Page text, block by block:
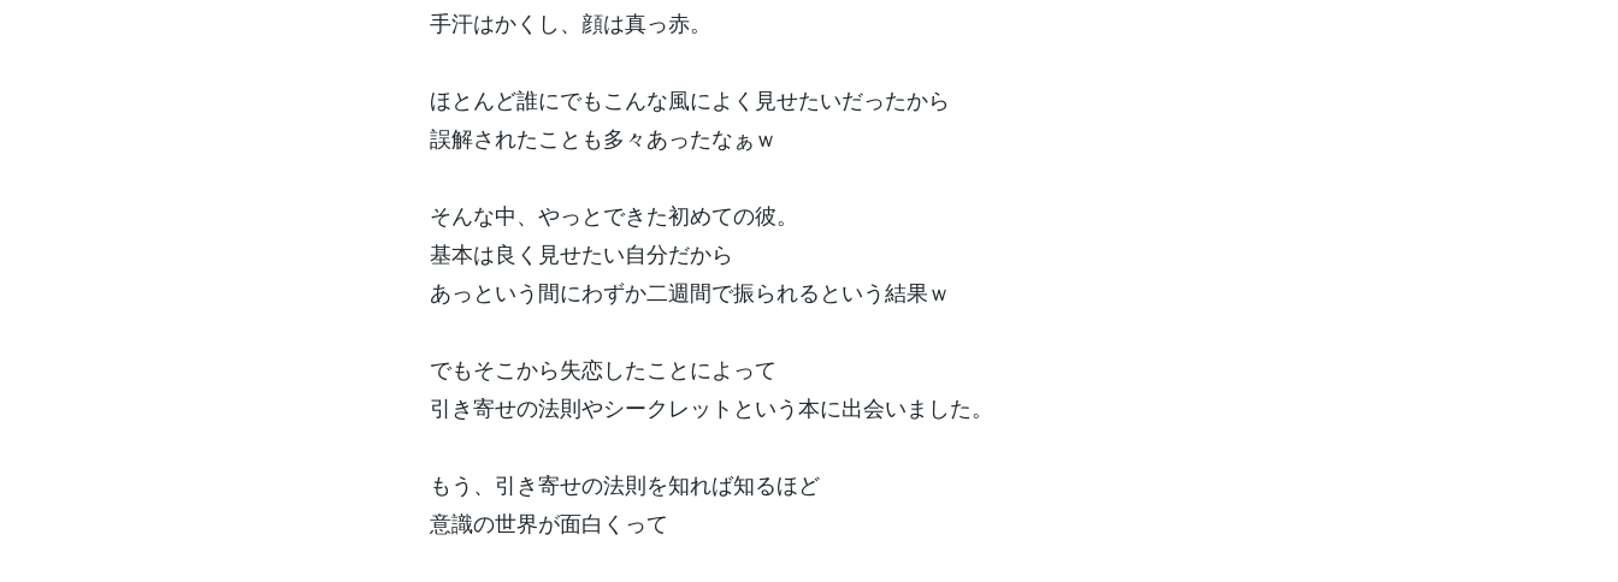
手汗はかくし、顔は真っ赤。
ほとんど誰にでもこんな風によく見せたいだったから
誤解されたことも多々あったなぁｗ
そんな中、やっとできた初めての彼。
基本は良く見せたい自分だから
あっという間にわずか二週間で振られるという結果ｗ
でもそこから失恋したことによって
引き寄せの法則やシークレットという本に出会いました。
もう、引き寄せの法則を知れば知るほど
意識の世界が面白くって